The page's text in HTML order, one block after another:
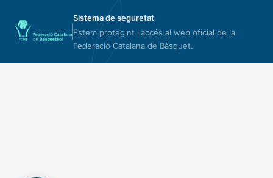
Sistema de seguretat
Estem protegint l'accés al web oficial de la
Federació Catalana de Bàsquet.